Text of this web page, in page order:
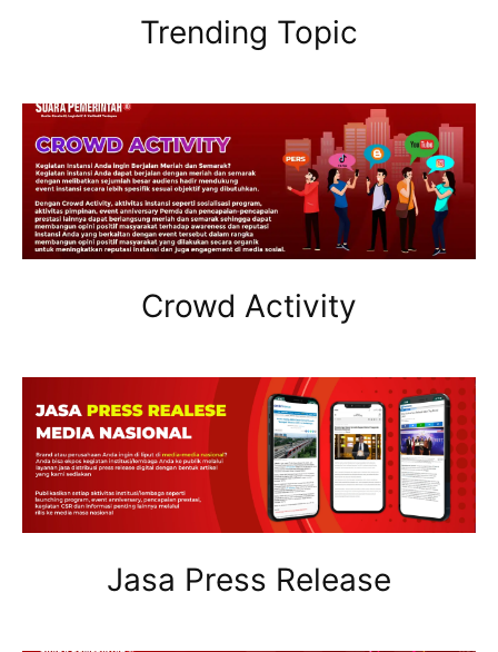
Trending Topic
Crowd Activity
Jasa Press Release